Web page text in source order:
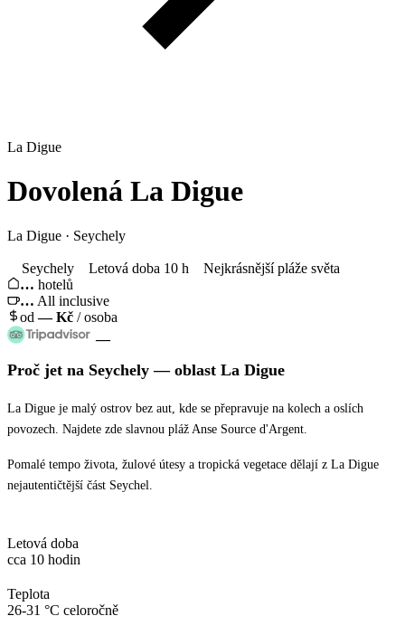
La Digue
Dovolená La Digue
La Digue · Seychely
Seychely Letová doba 10 h
Nejkrásnější pláže světa
… hotelů
… All inclusive
od—Kč / osoba
—
Proč jet na Seychely — oblast La Digue
La Digue je malý ostrov bez aut, kde se přepravuje na kolech a oslích
povozech. Najdete zde slavnou pláž Anse Source d'Argent.
Pomalé tempo života, žulové útesy a tropická vegetace dělají z La Digue
nejautentičtější část Seychel.
Letová doba
cca 10 hodin
Teplota
26-31 °C celoročně